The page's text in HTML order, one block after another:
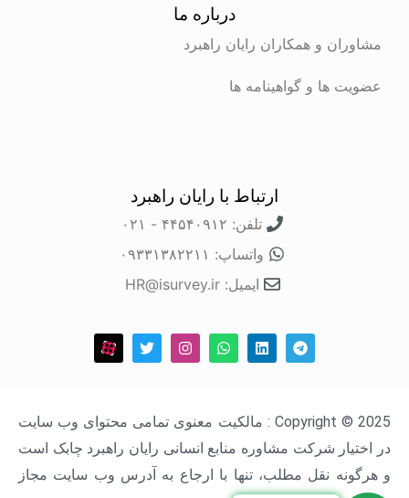
درباره ما
مشاوران و همکاران رایان راهبرد
عضویت ها و گواهینامه ها
ارتباط با رایان راهبرد
تلفن: ۴۴۵۴۰۹۱۲ - ۰۲۱
واتساپ: ۰۹۳۳۱۳۸۲۲۱۱
ایمیل: HR@isurvey.ir
Copyright © 2025 : مالکیت معنوی تمامی محتوای وب سایت
در اختیار شرکت مشاوره منابع انسانی رایان راهبرد چابک است
و هرگونه نقل مطلب، تنها با ارجاع به آدرس وب سایت مجاز